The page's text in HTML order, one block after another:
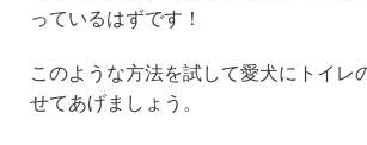
っているはずです！
このような方法を試して愛犬にトイレ
せてあげましょう。